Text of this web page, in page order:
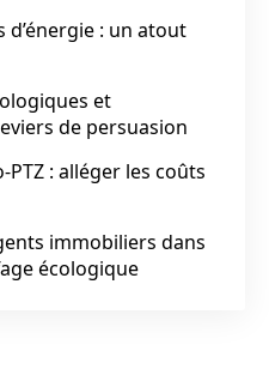
d’énergie : un atout
et
de persuasion
: alléger les coûts
immobiliers dans
écologique